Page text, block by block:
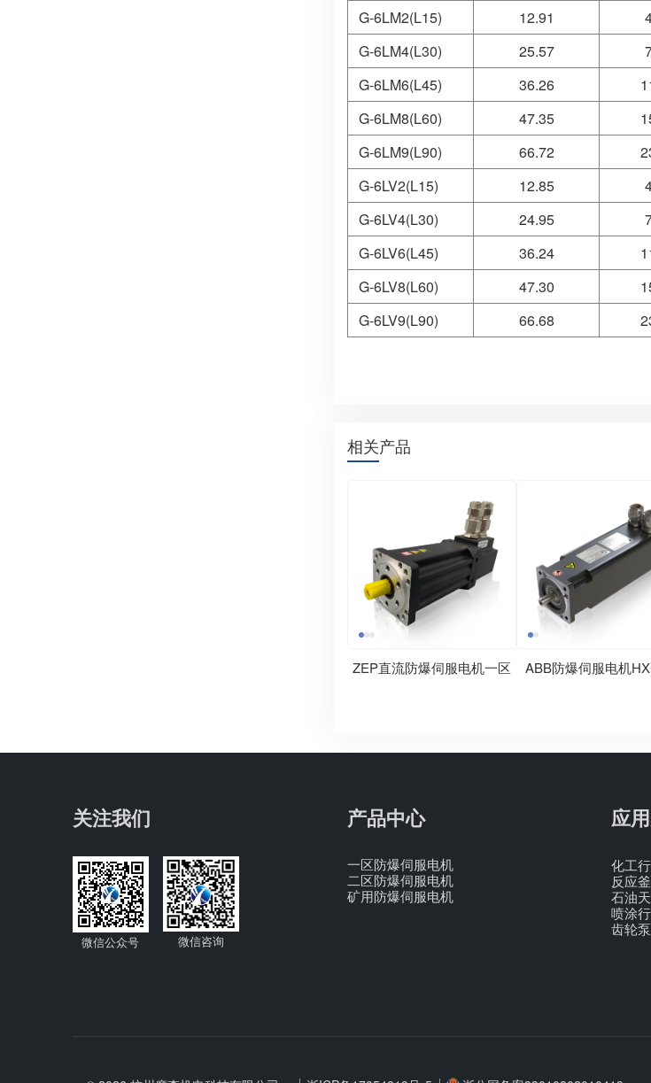
G-6LM2(L15)
12.91
G-6LM4(L30)
25.57
G-6LM6(L45)
36.26
G-6LM8(L60)
47.35
G-6LM9(L90)
66.72
G-6LV2(L15)
12.85
G-6LV4(L30)
24.95
G-6LV6(L45)
36.24
G-6LV8(L60)
47.30
G-6LV9(L90)
66.68
相关产品
ZEP直流防爆伺服电机一区 ABB防爆伺服电机
关注我们
微信公众号 微信咨询
产品中心
一区防爆伺服电机
二区防爆伺服电机
矿用防爆伺服电机
应
化工
反应
石油
喷涂
齿轮